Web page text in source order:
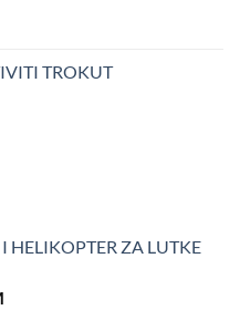
TROKUT
ZA LUTKE
Current